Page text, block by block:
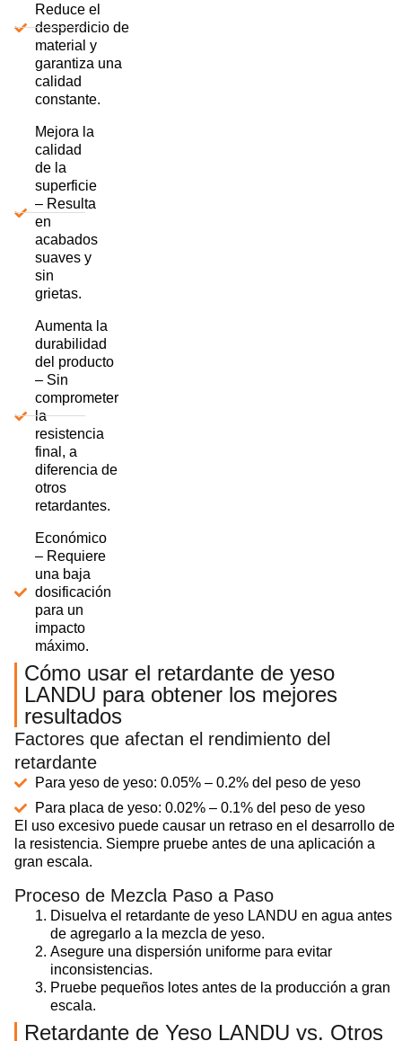
Reduce el
desperdicio de
material y
garantiza una
calidad
constante.
Mejora la
calidad
de la
superficie
– Resulta
en
acabados
suaves y
sin
grietas.
Aumenta la
durabilidad
del producto
– Sin
comprometer
la
resistencia
final, a
diferencia de
otros
retardantes.
Económico
– Requiere
una baja
dosificación
para un
impacto
máximo.
Cómo usar el retardante de yeso
LANDU para obtener los mejores
resultados
Factores que afectan el rendimiento del
retardante
Para yeso de yeso: 0.05% – 0.2% del peso de yeso
Para placa de yeso: 0.02% – 0.1% del peso de yeso
El uso excesivo puede causar un retraso en el desarrollo de
la resistencia. Siempre pruebe antes de una aplicación a
gran escala.
Proceso de Mezcla Paso a Paso
Disuelva el retardante de yeso LANDU en agua antes
de agregarlo a la mezcla de yeso.
Asegure una dispersión uniforme para evitar
inconsistencias.
Pruebe pequeños lotes antes de la producción a gran
escala.
Retardante de Yeso LANDU vs. Otros